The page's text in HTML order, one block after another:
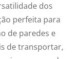
dos
perfeita para
de paredes e
de transportar,